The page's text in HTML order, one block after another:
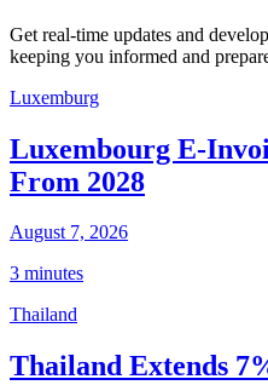
Get real-time updates and
keeping you informed and
Luxemburg
Luxembourg E-
From 2028
August 7, 2026
3 minutes
Thailand
Thailand Extends